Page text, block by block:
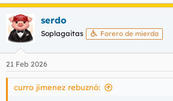
Coño, con lo de que os van a meter la
dar las gracias me quedé muy corto
serdo
Soplagaitas Forero de mierda
21 Feb 2026
curro jimenez rebuznó: